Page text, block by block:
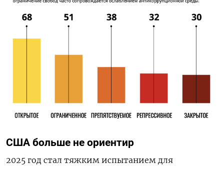
США больше не ориентир
2025 год стал тяжким испытанием для